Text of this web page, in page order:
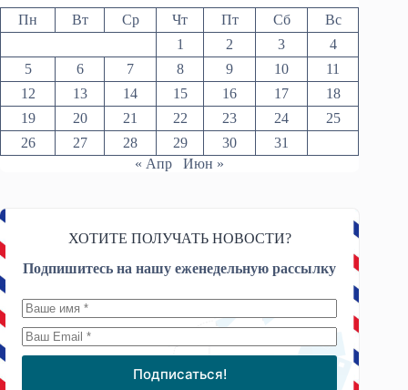
Пн Вт Ср Чт Пт Сб
Вс
1
2 3
4
5
6 7 8 9 10
11
12
13 14 15 16 17
18
19
20 21 22 23 24
25
26
27 28 29 30
31
« Апр
Июн »
ХОТИТЕ ПОЛУЧАТЬ НОВОСТИ?
Подпишитесь на нашу еженедельную рассылку
Подписаться!